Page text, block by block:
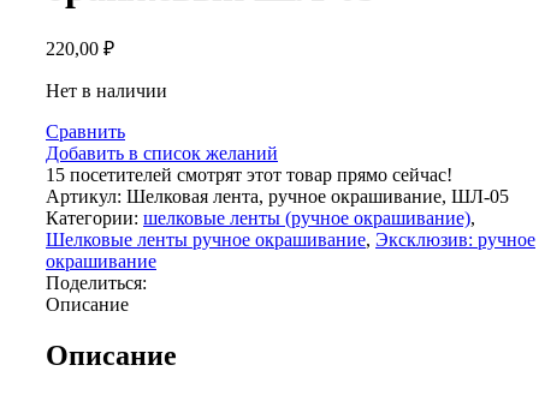
220,00 ₽
Нет в наличии
Сравнить
Добавить в список желаний
15 посетителей смотрят этот товар прямо сейчас!
Артикул: Шелковая лента, ручное окрашивание, ШЛ-05
Категории: шелковые ленты (ручное окрашивание),
Шелковые ленты ручное окрашивание, Эксклюзив: ручное
окрашивание
Поделиться:
Описание
Описание